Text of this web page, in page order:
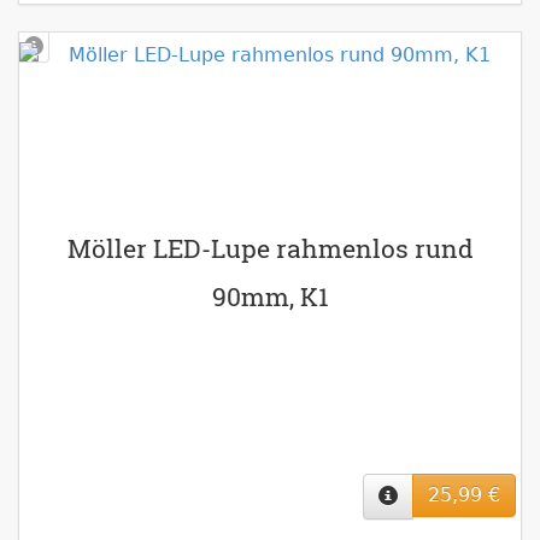
Möller LED-Lupe rahmenlos rund
90mm, K1
25,99 €